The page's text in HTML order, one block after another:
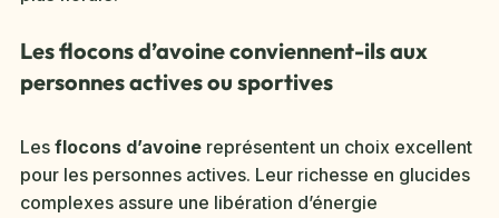
Les flocons d’avoine conviennent-ils aux
personnes actives ou sportives
Les flocons d’avoine représentent un choix excellent
pour les personnes actives. Leur richesse en glucides
complexes assure une libération d’énergie